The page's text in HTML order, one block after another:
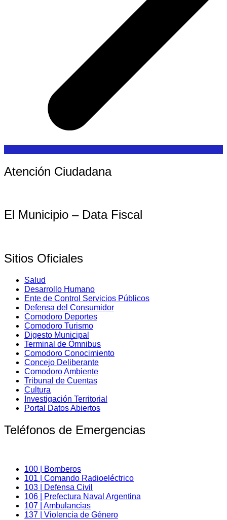
Atención Ciudadana
El Municipio – Data Fiscal
Sitios Oficiales
Salud
Desarrollo Humano
Ente de Control Servicios Públicos
Defensa del Consumidor
Comodoro Deportes
Comodoro Turismo
Digesto Municipal
Terminal de Ómnibus
Comodoro Conocimiento
Concejo Deliberante
Comodoro Ambiente
Tribunal de Cuentas
Cultura
Investigación Territorial
Portal Datos Abiertos
Teléfonos de Emergencias
100 | Bomberos
101 | Comando Radioeléctrico
103 | Defensa Civil
106 | Prefectura Naval Argentina
107 | Ambulancias
137 | Violencia de Género